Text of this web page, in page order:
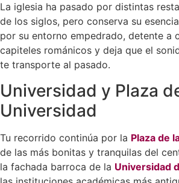
La iglesia ha pasado por distintas
de los siglos, pero conserva su
por su entorno empedrado, detente a
capiteles románicos y deja que el
te transporte al pasado.
Universidad y Plaza
Universidad
Tu recorrido continúa por la Plaza de
de las más bonitas y tranquilas del
la fachada barroca de la Universidad